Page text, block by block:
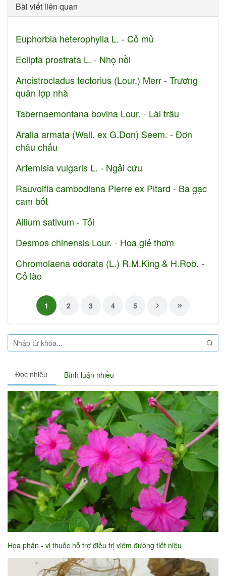
Bài viết liên quan
Euphorbia heterophylla L. - Cỏ mủ
Eclipta prostrata L. - Nhọ nồi
Ancistrocladus tectorius (Lour.) Merr - Trương
quân lợp nhà
Tabernaemontana bovina Lour. - Lài trâu
Aralia armata (Wall. ex G.Don) Seem. - Đơn
châu chấu
Artemisia vulgaris L. - Ngải cứu
Rauvolfia cambodiana Pierre ex Pitard - Ba gạc
cam bốt
Allium sativum - Tỏi
Desmos chinensis Lour. - Hoa giẻ thơm
Chromolaena odorata (L.) R.M.King & H.Rob. -
Cỏ lào
1 2 3 4 5
Đọc nhiều Bình luận nhiều
Hoa phấn - vị thuốc hỗ trợ điều trị viêm đường tiết niệu